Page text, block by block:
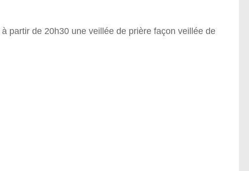
à partir de 20h30 une veillée de prière façon veillée de